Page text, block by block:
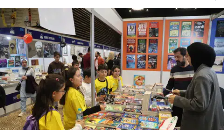
Bolu
Burdur
Bursa
Çanakkale
Çankırı
Çorum